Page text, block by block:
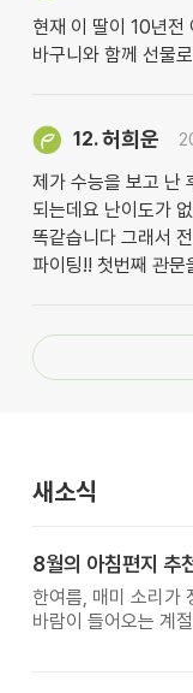
현재 이 딸이 10년전
바구니와 함께 선물
12.허희운
제가 수능을 보고 난
되는데요 난이도가
똑같습니다 그래서
파이팅!! 첫번째 관
새소식
8월의 아침편지 추
한여름, 매미 소리가
바람이 들어오는 계